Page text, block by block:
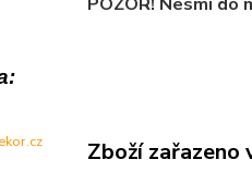
Zboží zařazeno